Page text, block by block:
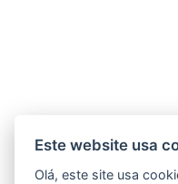
Este website usa
Olá, este site usa